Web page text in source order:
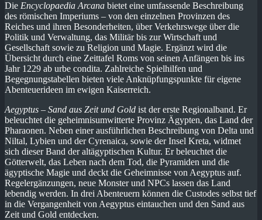
Die Encyclopaedia Arcana bietet eine umfassende Beschreibung
des römischen Imperiums – von den einzelnen Provinzen des
Reiches und ihren Besonderheiten, über Verkehrswege über die
Politik und Verwaltung, das Militär bis zur Wirtschaft und
Gesellschaft sowie zu Religion und Magie. Ergänzt wird die
Übersicht durch eine Zeittafel Roms von seinen Anfängen bis ins
Jahr 1229 ab urbe condita. Zahlreiche Spielhilfen und
Begegnungstabellen bieten viele Anknüpfungspunkte für eigene
Abenteuerideen im ewigen Kaiserreich.
Aegyptus – Sand aus Zeit und Gold ist der erste Regionalband. Er
beleuchtet die geheimnisumwitterte Provinz Ägypten, das Land der
Pharaonen. Neben einer ausführlichen Beschreibung von Delta und
Niltal, Lybien und der Cyrenaica, sowie der Insel Kreta, widmet
sich dieser Band der altägyptischen Kultur. Er beleuchtet die
Götterwelt, das Leben nach dem Tod, die Pyramiden und die
ägyptische Magie und deckt die Geheimnisse von Aegyptus auf.
Regelergänzungen, neue Monster und NPCs lassen das Land
lebendig werden. In drei Abenteuern können die Custodes selbst tief
in die Vergangenheit von Aegyptus eintauchen und den Sand aus
Zeit und Gold entdecken.